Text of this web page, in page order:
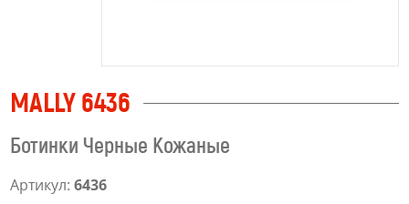
MALLY 6436
Ботинки Черные Кожаные
Артикул: 6436